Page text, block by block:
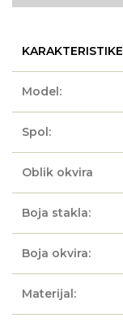
KARAKTERISTIKE
Model:
Spol:
Oblik okvira
Boja stakla:
Boja okvira:
Materijal: